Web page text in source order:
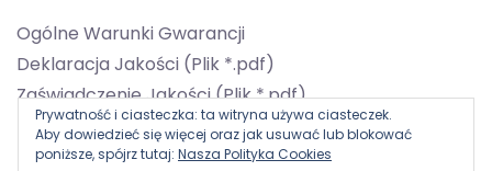
Ogólne Warunki Gwarancji
Deklaracja Jakości (Plik *.pdf)
Zaświadczenie Jakości (Plik *.pdf)
Prywatność i ciasteczka: ta witryna używa ciasteczek.
Aby dowiedzieć się więcej oraz jak usuwać lub blokować
poniższe, spójrz tutaj: Nasza Polityka Cookies